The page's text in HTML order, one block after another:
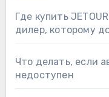
Где купить
дилер, которому
Что делать, если
недоступен